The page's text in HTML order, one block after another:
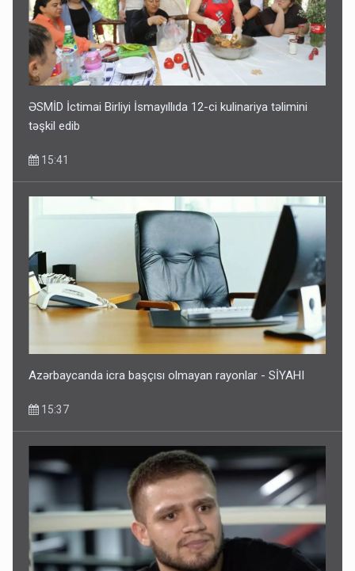
ƏSMİD İctimai Birliyi İsmayıllıda 12-ci kulinariya təlimini
təşkil edib
15:41
Azərbaycanda icra başçısı olmayan rayonlar - SİYAHI
15:37